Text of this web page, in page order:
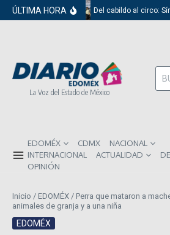
Saltar al contenido
ÚLTIMA HORA Del cabildo al circo:
La Voz del Estado de México
EDOMÉX CDMX
NACIONAL
INTERNACIONAL
ACTUALIDAD
OPINIÓN
Inicio / EDOMÉX / Perra que mataron a
animales de granja y a una niña
EDOMÉX